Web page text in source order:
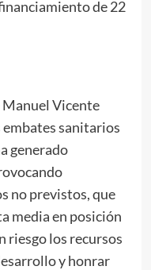
de 22
Manuel Vicente
sanitarios
generado
no previstos, que
media en posición
riesgo los recursos
y honrar